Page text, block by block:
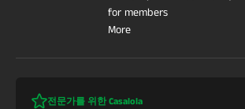
for members
More
전문가를 위한 Casalola